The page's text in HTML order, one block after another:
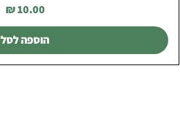
מחיר
הוספה לסל